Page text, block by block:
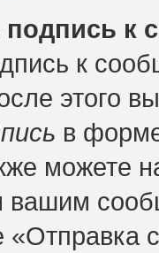
подпись к
к
этого
в
можете
вашим